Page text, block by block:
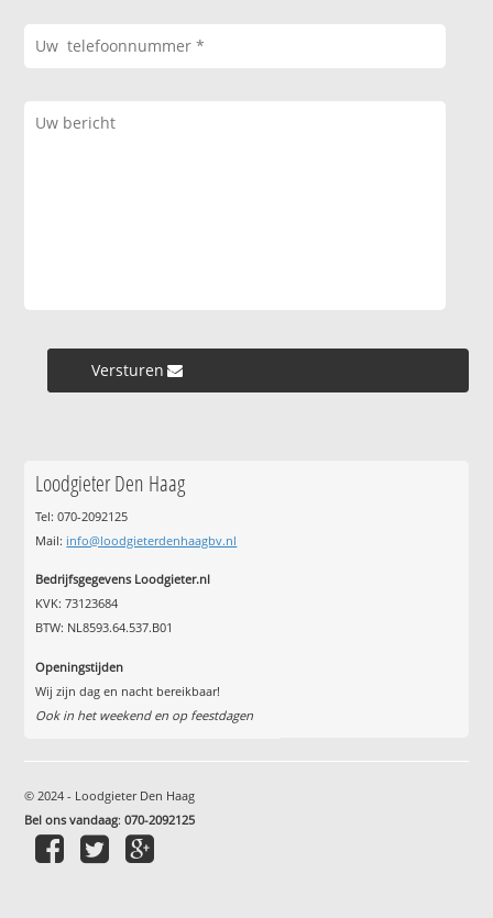
Versturen »
Loodgieter Den Haag
Tel: 070-2092125
Mail: info@loodgieterdenhaagbv.nl
Bedrijfsgegevens Loodgieter.nl
KVK: 73123684
BTW: NL8593.64.537.B01
Openingstijden
Wij zijn dag en nacht bereikbaar!
Ook in het weekend en op feestdagen
© 2024 - Loodgieter Den Haag
Bel ons vandaag:070-2092125